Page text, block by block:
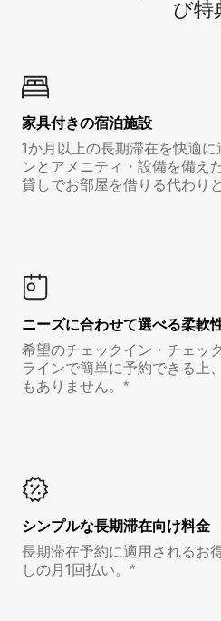
び特⁠
家具付き⁠の宿⁠泊⁠施⁠設
1か月以上の長期滞在を快適
ンとアメニティ・設備を備え
貸しでお部屋を借りる代わり
ニーズに合わせて選べる柔軟
希望のチェックイン・チェッ
ラインで簡単に予約できる上
もありません。*
シンプルな長期滞在向け料金
長期滞在予約に適用されるお
しの月1回払い。*